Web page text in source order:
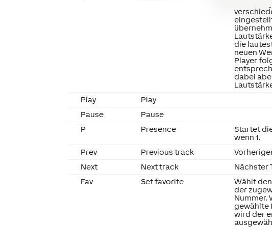
die
neuen
Player
dabei
Play Play
Pause
Pause
P
Presence
Startet
wenn 1.
Prev Previous track
Next
Next track Nächster
Fav
Set favorite
Wählt
der
Nummer.
gewählte
wird der